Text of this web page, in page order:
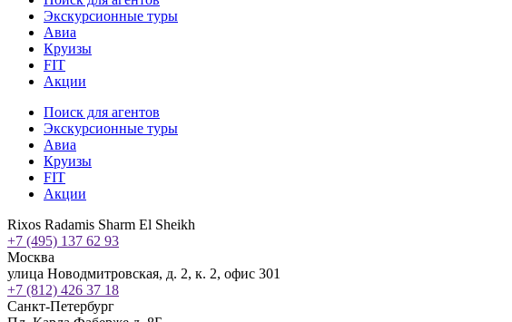
Экскурсионные туры
Авиа
Круизы
FIT
Акции
Поиск для агентов
Экскурсионные туры
Авиа
Круизы
FIT
Акции
Rixos Radamis Sharm El Sheikh
+7 (495) 137 62 93
Москва
улица Новодмитровская, д. 2, к. 2, офис 301
+7 (812) 426 37 18
Санкт-Петербург